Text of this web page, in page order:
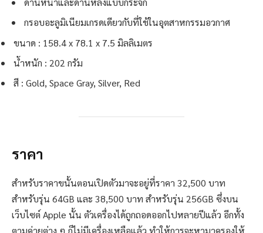
กรอบอะลูมิเนียมเกรดเดียวกับที่ใช้ในอุตสาหกรรมอวกาศ
ขนาด : 158.4 x 78.1 x 7.5 มิลลิเมตร
น้ำหนัก : 202 กรัม
สี : Gold, Space Gray, Silver, Red
ราคา
สำหรับราคาขนั้นตอนเปิดตัวมาจะอยู่ที่ราคา 32,500 บาท
สำหรับรุ่น 64GB และ 38,500 บาท สำหรับรุ่น 256GB ซึ่งบน
เว็บไซต์ Apple นั้น ตัวเครื่องได้ถูกถอดออกไปหลายปีแล้ว อีกทั้ง
ตามค่ายต่าง ๆ ก็ไม่มีเครื่องเหลือแล้ว ทำให้การจะหามาครองให้